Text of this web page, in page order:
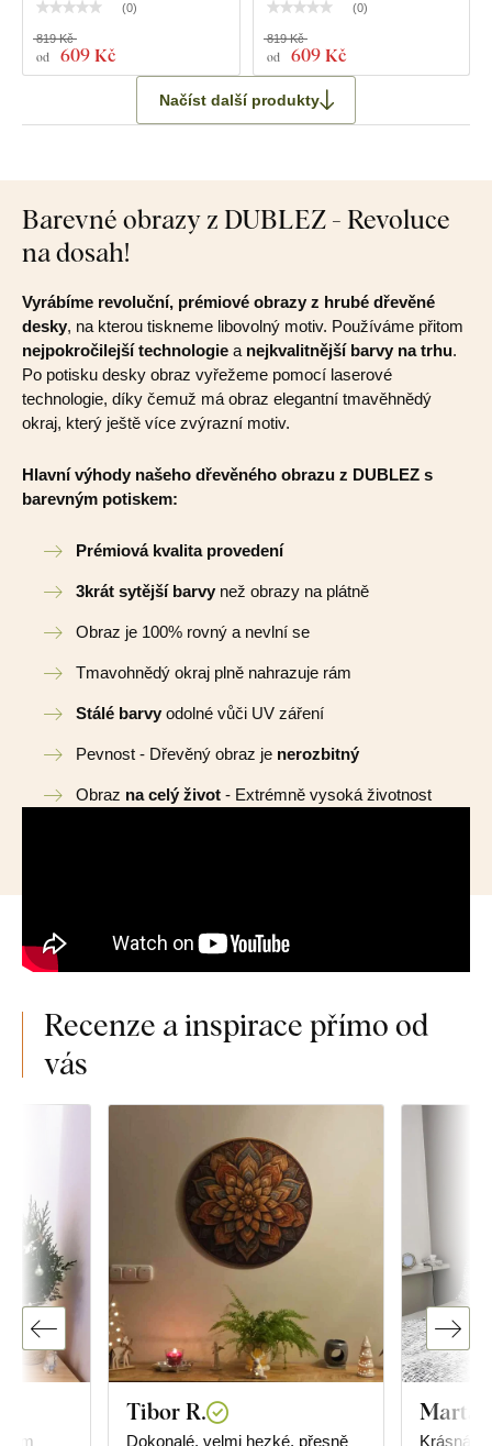
(0)
od 609 Kč
819 Kč
(0)
od 609 Kč
819 Kč
Načíst další produkty
Barevné obrazy z DUBLEZ - Revoluce
na dosah!
Vyrábíme revoluční, prémiové obrazy z hrubé dřevěné
desky, na kterou tiskneme libovolný motiv. Používáme přitom
nejpokročilejší technologie a nejkvalitnější barvy na trhu.
Po potisku desky obraz vyřežeme pomocí laserové
technologie, díky čemuž má obraz elegantní tmavěhnědý
okraj, který ještě více zvýrazní motiv.
Hlavní výhody našeho dřevěného obrazu z DUBLEZ s
barevným potiskem:
Prémiová kvalita provedení
3krát sytější barvy než obrazy na plátně
Obraz je 100% rovný a nevlní se
Tmavohnědý okraj plně nahrazuje rám
Stálé barvy odolné vůči UV záření
Pevnost - Dřevěný obraz je nerozbitný
Obraz na celý život - Extrémně vysoká životnost
Recenze a inspirace přímo od
vás
Tibor R.
Dokonalé, velmi hezké, přesně
Marta
Krásná